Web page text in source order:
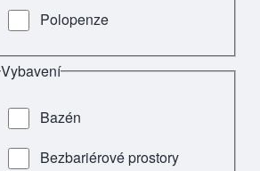
Polopenze
Vybavení
Bazén
Bezbariérové prostory